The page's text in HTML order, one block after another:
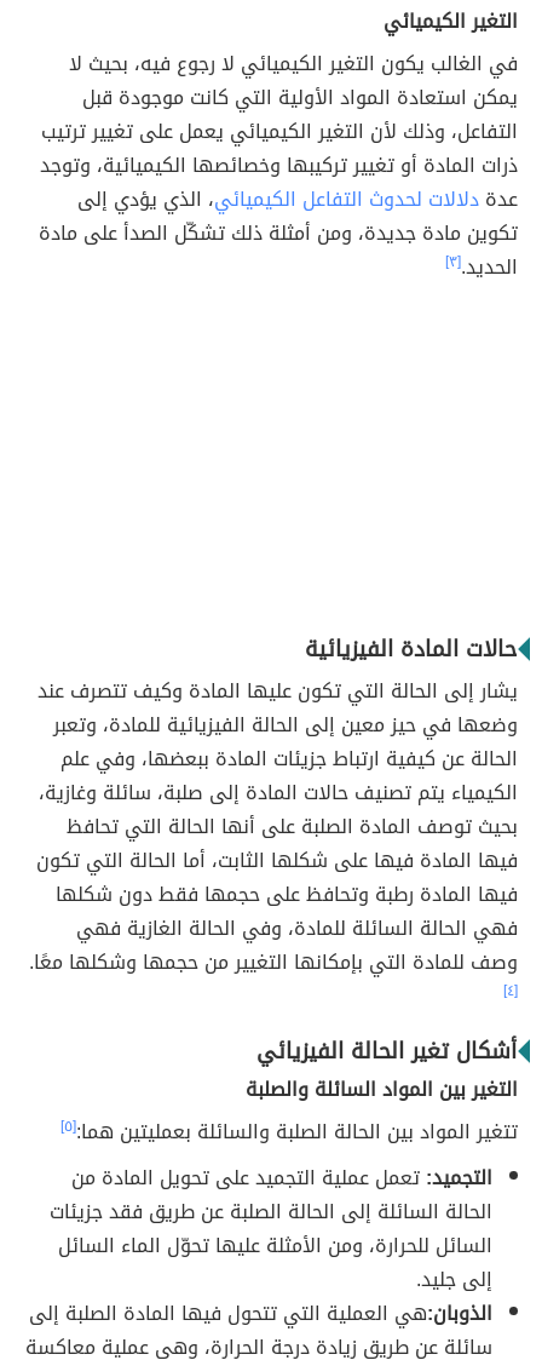
التغير الكيميائي
في الغالب يكون التغير الكيميائي لا رجوع فيه، بحيث لا
يمكن استعادة المواد الأولية التي كانت موجودة قبل
التفاعل، وذلك لأن التغير الكيميائي يعمل على تغيير ترتيب
ذرات المادة أو تغيير تركيبها وخصائصها الكيميائية، وتوجد
عدةدلالات لحدوث التفاعل الكيميائي، الذي يؤدي إلى
تكوين مادة جديدة، ومن أمثلة ذلك تشكّل الصدأ على مادة
الحديد.[٣]
حالات المادة الفيزيائية
يشار إلى الحالة التي تكون عليها المادة وكيف تتصرف عند
وضعها في حيز معين إلى الحالة الفيزيائية للمادة، وتعبر
الحالة عن كيفية ارتباط جزيئات المادة ببعضها، وفي علم
الكيمياء يتم تصنيف حالات المادة إلى صلبة، سائلة وغازية،
بحيث توصف المادة الصلبة على أنها الحالة التي تحافظ
فيها المادة فيها على شكلها الثابت، أما الحالة التي تكون
فيها المادة رطبة وتحافظ على حجمها فقط دون شكلها
فهي الحالة السائلة للمادة، وفي الحالة الغازية فهي
وصف للمادة التي بإمكانها التغيير من حجمها وشكلها معًا.
[٤]
أشكال تغير الحالة الفيزيائي
التغير بين المواد السائلة والصلبة
تتغير المواد بين الحالة الصلبة والسائلة بعمليتين هما:[٥]
التجميد:تعمل عملية التجميد على تحويل المادة من
الحالة السائلة إلى الحالة الصلبة عن طريق فقد جزيئات
السائل للحرارة، ومن الأمثلة عليها تحوّل الماء السائل
إلى جليد.
الذوبان:هي العملية التي تتحول فيها المادة الصلبة إلى
سائلة عن طريق زيادة درجة الحرارة، وهي عملية معاكسة